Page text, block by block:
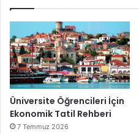
Üniversite Öğrencileri İçin
Ekonomik Tatil Rehberi
7 Temmuz 2026